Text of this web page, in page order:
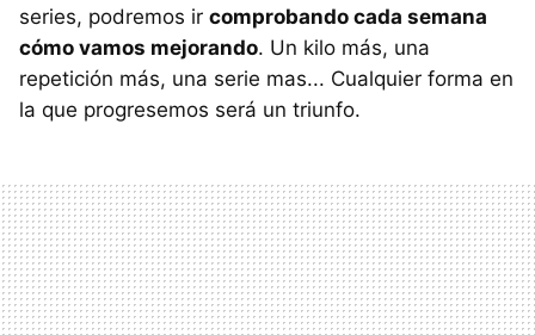
series, podremos ir comprobando cada semana
cómo vamos mejorando. Un kilo más, una
repetición más, una serie mas... Cualquier forma en
la que progresemos será un triunfo.